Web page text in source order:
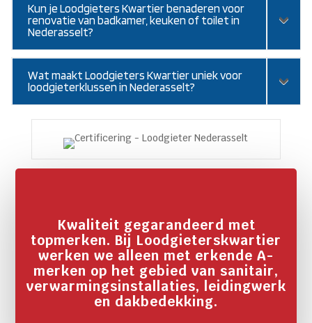
Kun je Loodgieters Kwartier benaderen voor
renovatie van badkamer, keuken of toilet in
Nederasselt?
Wat maakt Loodgieters Kwartier uniek voor
loodgieterklussen in Nederasselt?
Kwaliteit gegarandeerd met
topmerken. Bij Loodgieterskwartier
werken we alleen met erkende A-
merken op het gebied van sanitair,
verwarmingsinstallaties, leidingwerk
en dakbedekking.